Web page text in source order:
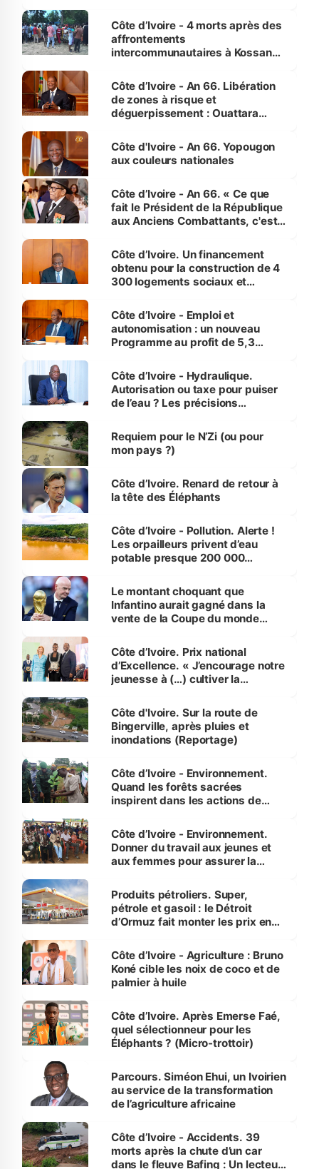
générations futures »
Côte d’Ivoire - 4 morts après des
affrontements
intercommunautaires à Kossandji
milieu des sinistrés
Côte d’Ivoire - An 66. Libération
de zones à risque et
déguerpissement : Ouattara
l'Etat de droit pour préserver les
vies humaines »
Côte d'Ivoire - An 66. Yopougon
aux couleurs nationales
Côte d’Ivoire - An 66. « Ce que
fait le Président de la République
aux Anciens Combattants, c'est
Côte d’Ivoire. Un financement
obtenu pour la construction de 4
300 logements sociaux et
et Yamoussoukro
Côte d’Ivoire - Emploi et
autonomisation : un nouveau
Programme au profit de 5,3
Côte d’Ivoire - Hydraulique.
Autorisation ou taxe pour puiser
de l’eau ? Les précisions
Requiem pour le N’Zi (ou pour
mon pays ?)
Côte d’Ivoire. Renard de retour à
la tête des Éléphants
Côte d’Ivoire - Pollution. Alerte !
Les orpailleurs privent d’eau
potable presque 200 000
Le montant choquant que
Infantino aurait gagné dans la
vente de la Coupe du monde
Côte d’Ivoire. Prix national
d’Excellence. « J’encourage notre
jeunesse à (…) cultiver la
(Alassane Ouattara
Côte d'Ivoire. Sur la route de
Bingerville, après pluies et
inondations (Reportage)
Côte d’Ivoire - Environnement.
Quand les forêts sacrées
inspirent dans les actions de
Côte d’Ivoire - Environnement.
Donner du travail aux jeunes et
aux femmes pour assurer la
menacées
Produits pétroliers. Super,
pétrole et gasoil : le Détroit
d’Ormuz fait monter les prix en
Côte d’Ivoire - Agriculture : Bruno
Koné cible les noix de coco et de
palmier à huile
Côte d’Ivoire. Après Emerse Faé,
quel sélectionneur pour les
Éléphants ? (Micro-trottoir)
Parcours. Siméon Ehui, un Ivoirien
au service de la transformation
de l’agriculture africaine
Côte d’Ivoire - Accidents. 39
morts après la chute d’un car
dans le fleuve Bafing : Un lecteur